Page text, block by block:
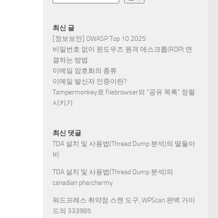
최신 글
[정보보안] OWASP Top 10 2025
비밀번호 없이 윈도우즈 원격 데스크톱(RDP) 연
결하는 방법
이메일 암호화의 종류
이메일 발신자 인증이란?
Tampermonkey로 filebrowser의 “공유 목록” 정렬
시키기
최신 댓글
TDA 설치 및 사용법(Thread Dump 분석)의 딸둘아
비
TDA 설치 및 사용법(Thread Dump 분석)의
canadian pharcharmy
워드프레스 취약점 스캔 도구, WPScan 완벽 가이
드의 333985